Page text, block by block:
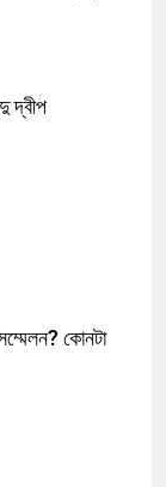
দ্বীপ
কোনটা